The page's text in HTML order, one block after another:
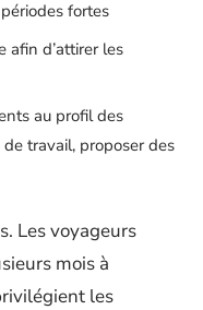
fortes
afin d’attirer les
au profil des
travail, proposer des
Les voyageurs
mois à
les